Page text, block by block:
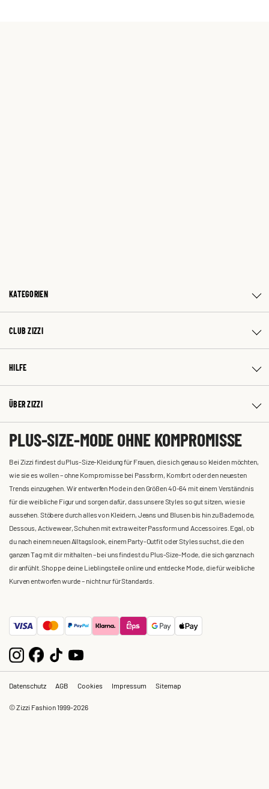
KATEGORIEN
CLUB ZIZZI
HILFE
ÜBER ZIZZI
PLUS-SIZE-MODE OHNE KOMPROMISSE
Bei Zizzi findest du Plus-Size-Kleidung für Frauen, die sich genau so kleiden möchten,
wie sie es wollen – ohne Kompromisse bei Passform, Komfort oder den neuesten
Trends einzugehen. Wir entwerfen Mode in den Größen 40-64 mit einem Verständnis
für die weibliche Figur und sorgen dafür, dass unsere Styles so gut sitzen, wie sie
aussehen. Stöbere durch alles von Kleidern, Jeans und Blusen bis hin zu Bademode,
Dessous, Activewear, Schuhen mit extra weiter Passform und Accessoires. Egal, ob
du nach einem neuen Alltagslook, einem Party-Outfit oder Styles suchst, die den
ganzen Tag mit dir mithalten – bei uns findest du Plus-Size-Mode, die sich ganz nach
dir anfühlt. Shoppe deine Lieblingsteile online und entdecke Mode, die für weibliche
Kurven entworfen wurde – nicht nur für Standards.
Datenschutz AGB Cookies Impressum Sitemap
© Zizzi Fashion 1999-2026